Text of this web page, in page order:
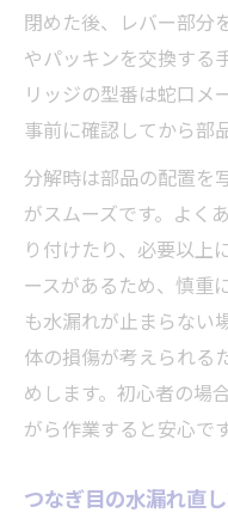
閉めた後、レバー部分
やパッキンを交換する
リッジの型番は蛇口メ
事前に確認してから部
分解時は部品の配置を
がスムーズです。よく
り付けたり、必要以上
ースがあるため、慎重
も水漏れが止まらない
体の損傷が考えられる
めします。初心者の場
がら作業すると安心です
つなぎ目の水漏れ直